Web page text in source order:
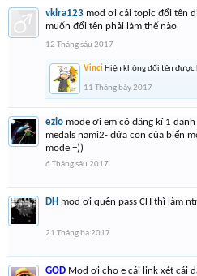
vklra123 mod ơi cái topic đổi tên
muốn đổi tên phải làm thế nào
12 Tháng sáu 2017
Vinci Hiện không đổi tên
11 Tháng bảy 2017
ezio mode ơi em có đăng kí 1
medals nami2- đứa con của biển
mode =))
6 Tháng sáu 2017
DH mod ơi quên pass CH thì làm
21 Tháng ba 2017
GOD Mod ơi cho e cái link xét cái